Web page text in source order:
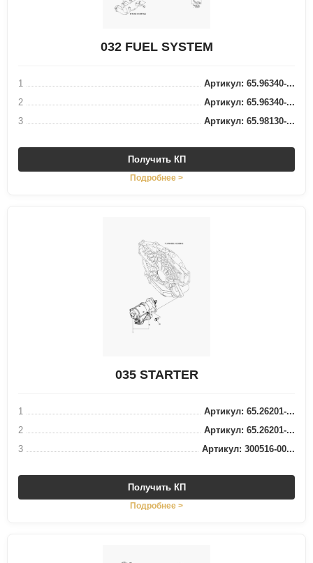
032 FUEL SYSTEM
1
Артикул: 65.96340-...
2
Артикул: 65.96340-...
3
Артикул: 65.98130-...
Получить КП
Подробнее >
035 STARTER
1
Артикул: 65.26201-...
2
Артикул: 65.26201-...
3
Артикул: 300516-00...
Получить КП
Подробнее >